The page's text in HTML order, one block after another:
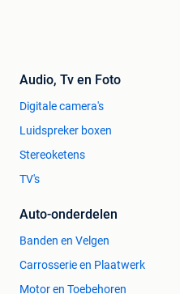
Audio, Tv en Foto
Digitale camera's
Luidspreker boxen
Stereoketens
TV's
Auto-onderdelen
Banden en Velgen
Carrosserie en Plaatwerk
Motor en Toebehoren